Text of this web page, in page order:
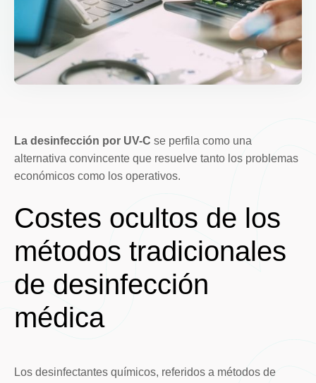
La desinfección por UV-C se perfila como una
alternativa convincente que resuelve tanto los problemas
económicos como los operativos.
Costes ocultos de los
métodos tradicionales
de desinfección
médica
Los desinfectantes químicos, referidos a métodos de